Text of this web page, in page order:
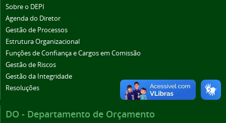
Sobre o DEPI
Agenda do Diretor
Gestão de Processos
Estrutura Organizacional
Funções de Confiança e Cargos em Comissão
Gestão de Riscos
Gestão da Integridade
Resoluções
DO - Departamento de Orçamento